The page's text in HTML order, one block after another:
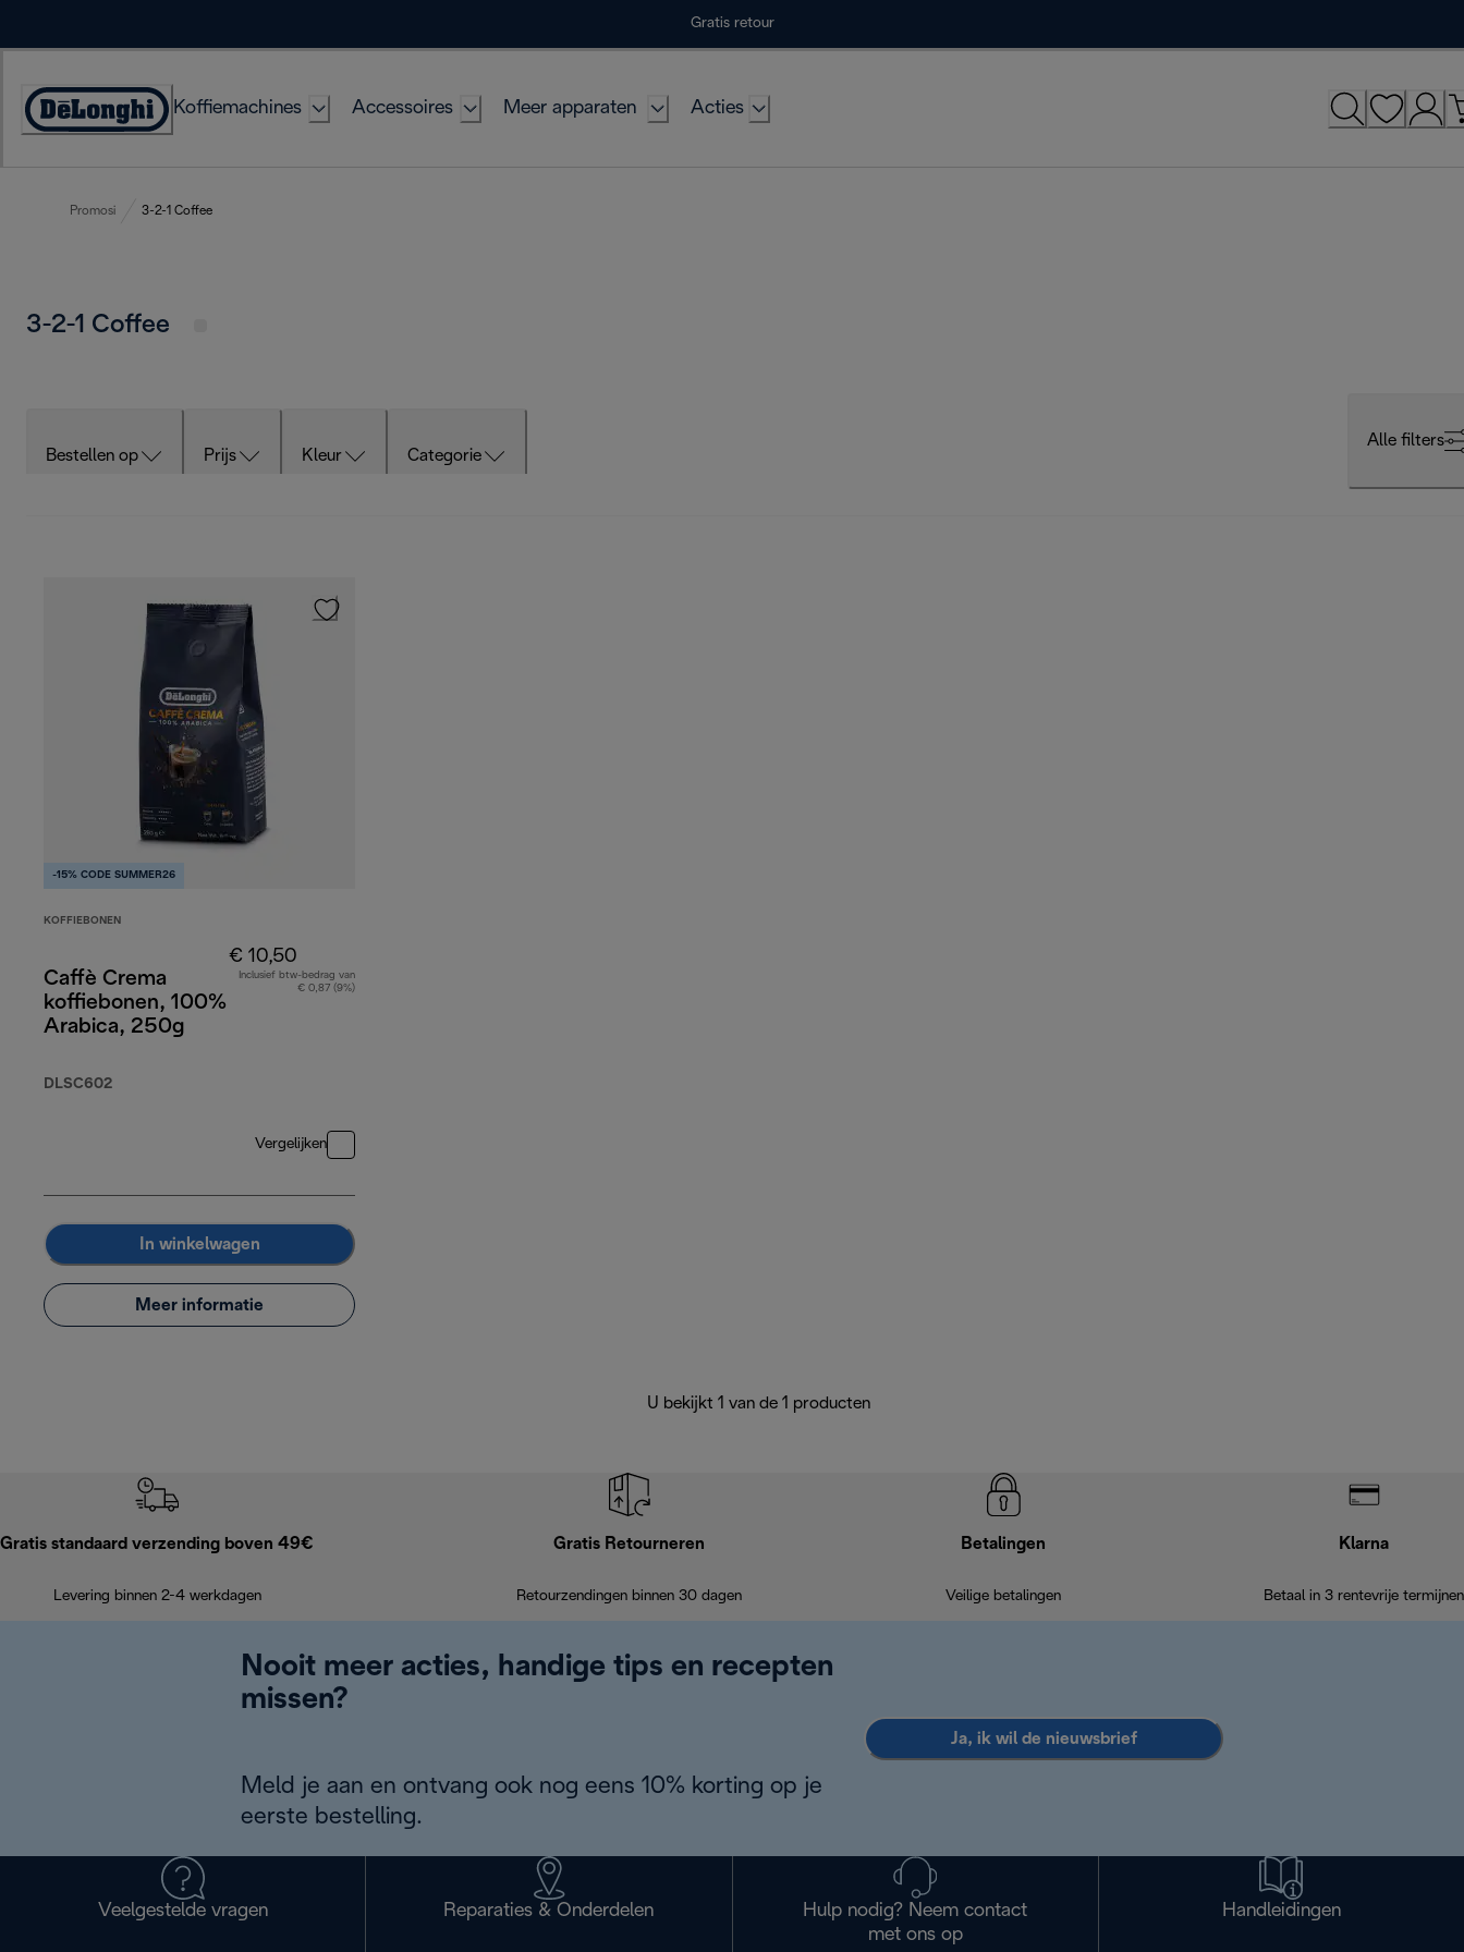
Gratis retour
Accessibility
Koffiemachines Accessoires Meer apparaten Acties
Promosi 3-2-1 Coffee
3-2-1 Coffee
Bestellen op Prijs Kleur Categorie
Alle filters
-15% CODE SUMMER26
KOFFIEBONEN
Caffè Crema
koffiebonen, 100%
Arabica, 250g
DLSC602
€ 10,50
Inclusief btw-bedrag van
€ 0,87 (9%)
Vergelijken
In winkelwagen
Meer informatie
U bekijkt 1 van de 1 producten
Gratis standaard verzending boven 49€
Levering binnen 2-4 werkdagen
Gratis Retourneren
Retourzendingen binnen 30 dagen
Betalingen
Veilige betalingen
Klarna
Betaal in 3 rentevrije termijnen
Nooit meer acties, handige tips en recepten
missen?
Meld je aan en ontvang ook nog eens 10% korting op je
eerste bestelling.
Ja, ik wil de nieuwsbrief
Veelgestelde vragen Reparaties & Onderdelen
Hulp nodig? Neem contact
met ons op
Handleidingen